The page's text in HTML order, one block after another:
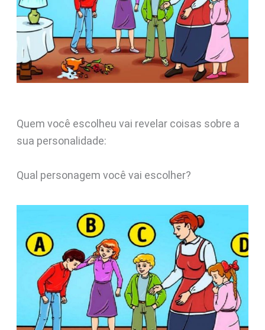
Quem você escolheu vai revelar coisas sobre a
sua personalidade:
Qual personagem você vai escolher?